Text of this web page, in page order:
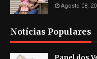
Agosto 08,
Notícias Populares